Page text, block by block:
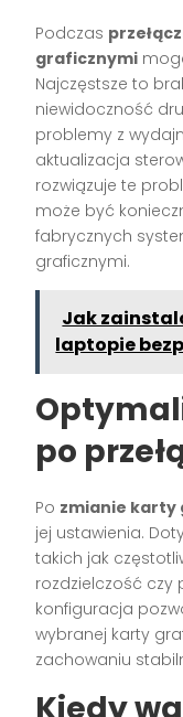
Podczas
graficznymi
Najczęstsze to
niewidoczność
problemy z
aktualizacja
rozwiązuje te
może być
fabrycznych
graficznymi.
Jak
laptopie
po
Po zmianie karty
jej ustawienia.
takich jak
rozdzielczość czy
konfiguracja
wybranej karty
zachowaniu